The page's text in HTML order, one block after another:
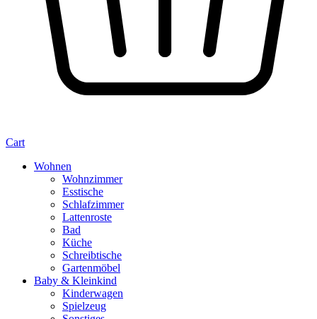
Cart
Wohnen
Wohnzimmer
Esstische
Schlafzimmer
Lattenroste
Bad
Küche
Schreibtische
Gartenmöbel
Baby & Kleinkind
Kinderwagen
Spielzeug